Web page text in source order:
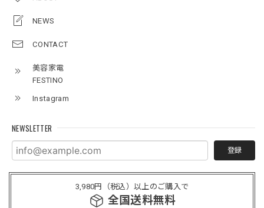
NEWS
CONTACT
美容家電
FESTINO
Instagram
NEWSLETTER
登録
3,980円（税込）以上のご購入で
全国送料無料